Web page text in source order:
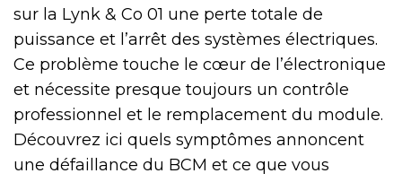
sur la Lynk & Co 01 une perte totale de
puissance et l’arrêt des systèmes électriques.
Ce problème touche le cœur de l’électronique
et nécessite presque toujours un contrôle
professionnel et le remplacement du module.
Découvrez ici quels symptômes annoncent
une défaillance du BCM et ce que vous